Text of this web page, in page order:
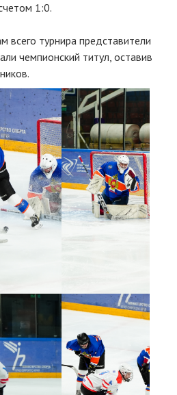
1:0.
всего турнира представители
чемпионский титул, оставив